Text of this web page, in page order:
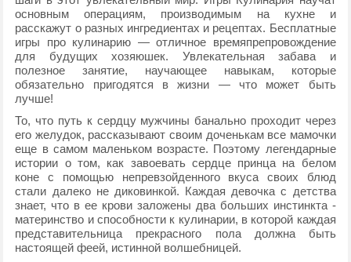
основным операциям, производимым на кухне и
расскажут о разных ингредиентах и рецептах. Бесплатные
игры про кулинарию — отличное времяпрепровождение
для будущих хозяюшек. Увлекательная забава и
полезное занятие, научающее навыкам, которые
обязательно пригодятся в жизни — что может быть
лучше!
То, что путь к сердцу мужчины банально проходит через
его желудок, рассказывают своим доченькам все мамочки
еще в самом маленьком возрасте. Поэтому легендарные
истории о том, как завоевать сердце принца на белом
коне с помощью непревзойденного вкуса своих блюд
стали далеко не диковинкой. Каждая девочка с детства
знает, что в ее крови заложены два больших инстинкта -
материнство и способности к кулинарии, в которой каждая
представительница прекрасного пола должна быть
настоящей феей, истинной волшебницей.